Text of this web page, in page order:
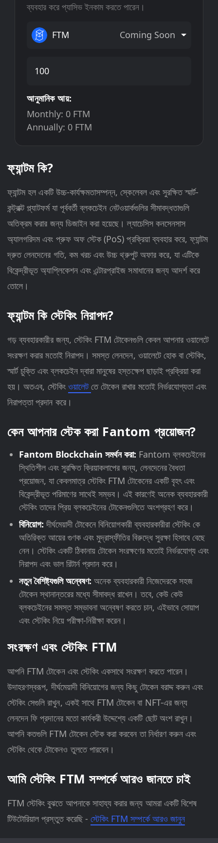
ব্যবহার করে প্যাসিভ ইনকাম করতে পারেন।
FTM Coming Soon
আনুমানিক আয়:
Monthly: 0 FTM
Annually: 0 FTM
ফ্যান্টম কি?
ফ্যান্টম হল একটি উচ্চ-কার্যক্ষমতাসম্পন্ন, স্কেলেবল এবং সুরক্ষিত স্মার্ট-
কন্ট্রাক্ট প্ল্যাটফর্ম যা পূর্ববর্তী ব্লকচেইন নেটওয়ার্কগুলির সীমাবদ্ধতাগুলি
অতিক্রম করার জন্য ডিজাইন করা হয়েছে। ল্যাচেসিস কনসেনসাস
অ্যালগরিদম এবং প্রুফ অফ স্টেক (PoS) প্রক্রিয়া ব্যবহার করে, ফ্যান্টম
দ্রুত লেনদেনের গতি, কম খরচ এবং উচ্চ থ্রুপুট অফার করে, যা এটিকে
বিকেন্দ্রীভূত অ্যাপ্লিকেশন এবং এন্টারপ্রাইজ সমাধানের জন্য আদর্শ করে
তোলে।
ফ্যান্টম কি স্টেকিং নিরাপদ?
গড় ব্যবহারকারীর জন্য, স্টেকিং FTM টোকেনগুলি কেবল আপনার ওয়ালেটে
সংরক্ষণ করার মতোই নিরাপদ। সমস্ত লেনদেন, ওয়ালেটে হোক বা স্টেকিং,
স্মার্ট চুক্তি এবং ব্লকচেইন দ্বারা মানুষের হস্তক্ষেপ ছাড়াই প্রক্রিয়া করা
হয়। অতএব, স্টেকিং ওয়ালেটতে টোকেন রাখার মতোই নির্ভরযোগ্যতা এবং
নিরাপত্তা প্রদান করে।
কেন আপনার স্টেক করা Fantom প্রয়োজন?
Fantom Blockchain সমর্থন করা: Fantom ব্লকচেইনের
স্থিতিশীল এবং সুরক্ষিত ক্রিয়াকলাপের জন্য, লেনদেনের বৈধতা
প্রয়োজন, যা কেবলমাত্র স্টেকিং FTM টোকেনের একটি বৃহৎ এবং
বিকেন্দ্রীভূত পরিমাণের সাথেই সম্ভব। এই কারণেই অনেক ব্যবহারকারী
স্টেকিং তাদের প্রিয় ব্লকচেইনের টোকেনগুলিতে অংশগ্রহণ করে।
বিনিয়োগ:দীর্ঘমেয়াদী টোকেনে বিনিয়োগকারী ব্যবহারকারীরা স্টেকিং কে
অতিরিক্ত আয়ের গুণক এবং মুদ্রাস্ফীতির বিরুদ্ধে সুরক্ষা হিসাবে বেছে
নেন। স্টেকিং একটি ঠিকানায় টোকেন সংরক্ষণের মতোই নির্ভরযোগ্য এবং
নিরাপদ এবং ভাল রিটার্ন প্রদান করে।
নতুন বৈশিষ্ট্যগুলি অন্বেষণ: অনেক ব্যবহারকারী নিজেদেরকে সহজ
টোকেন স্থানান্তরের মধ্যে সীমাবদ্ধ রাখেন। তবে, কেউ কেউ
ব্লকচেইনের সমস্ত সম্ভাবনা অন্বেষণ করতে চান, এইভাবে সোয়াপ
এবং স্টেকিং নিয়ে পরীক্ষা-নিরীক্ষা করেন।
সংরক্ষণ এবং স্টেকিং FTM
আপনি FTM টোকেন এবং স্টেকিং একসাথে সংরক্ষণ করতে পারেন।
উদাহরণস্বরূপ, দীর্ঘমেয়াদী বিনিয়োগের জন্য কিছু টোকেন বরাদ্দ করুন এবং
স্টেকিং সেগুলি রাখুন, একই সাথে FTM টোকেন বা NFT-এর জন্য
লেনদেন ফি প্রদানের মতো কার্যকরী উদ্দেশ্যে একটি ছোট অংশ রাখুন।
আপনি কতগুলি FTM টোকেন স্টেক করা করবেন তা নির্ধারণ করুন এবং
স্টেকিং থেকে টোকেনও তুলতে পারবেন।
আমি স্টেকিং FTM সম্পর্কে আরও জানতে চাই
FTM স্টেকিং বুঝতে আপনাকে সাহায্য করার জন্য আমরা একটি বিশেষ
টিউটোরিয়াল প্রস্তুত করেছি -স্টেকিং FTM সম্পর্কে আরও জানুন